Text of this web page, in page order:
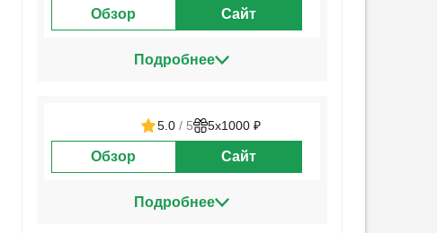
Обзор Сайт
Подробнее
5.0 / 5 5х1000 ₽
Обзор Сайт
Подробнее